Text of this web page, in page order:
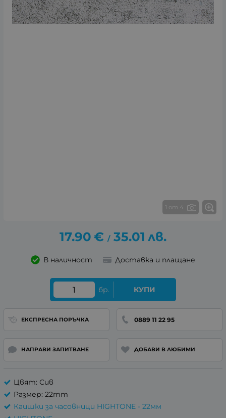
1 от 4
17.90 € / 35.01 лв.
В наличност Доставка и плащане
бр. КУПИ
ЕКСПРЕСНА ПОРЪЧКА 0889 11 22 95
НАПРАВИ ЗАПИТВАНЕ ДОБАВИ В ЛЮБИМИ
Цвят: Сив
Размер: 22mm
Каишки за часовници HIGHTONE - 22мм